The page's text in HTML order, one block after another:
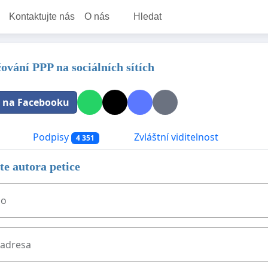
Kontaktujte nás O nás Hledat
PPP na sociálních sítích
Facebooku
Podpisy 4 351 Zvláštní viditelnost
autora petice